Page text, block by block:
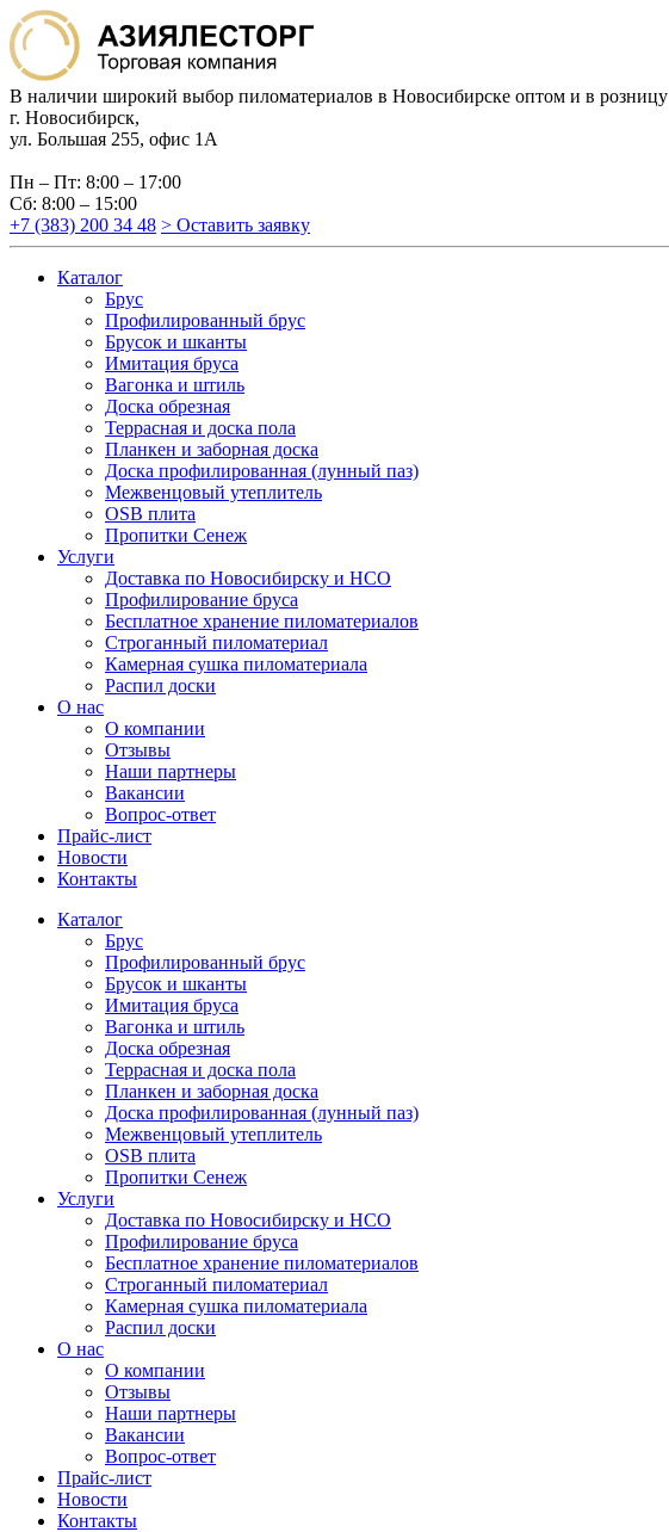
В наличии широкий выбор пиломатериалов в Новосибирске оптом и в розницу
г. Новосибирск,
ул. Большая 255, офис 1А
Пн – Пт: 8:00 – 17:00
Сб: 8:00 – 15:00
+7 (383) 200 34 48 > Оставить заявку
Каталог
Брус
Профилированный брус
Брусок и шканты
Имитация бруса
Вагонка и штиль
Доска обрезная
Террасная и доска пола
Планкен и заборная доска
Доска профилированная (лунный паз)
Межвенцовый утеплитель
OSB плита
Пропитки Сенеж
Услуги
Доставка по Новосибирску и НСО
Профилирование бруса
Бесплатное хранение пиломатериалов
Строганный пиломатериал
Камерная сушка пиломатериала
Распил доски
О нас
О компании
Отзывы
Наши партнеры
Вакансии
Вопрос-ответ
Прайс-лист
Новости
Контакты
Каталог
Брус
Профилированный брус
Брусок и шканты
Имитация бруса
Вагонка и штиль
Доска обрезная
Террасная и доска пола
Планкен и заборная доска
Доска профилированная (лунный паз)
Межвенцовый утеплитель
OSB плита
Пропитки Сенеж
Услуги
Доставка по Новосибирску и НСО
Профилирование бруса
Бесплатное хранение пиломатериалов
Строганный пиломатериал
Камерная сушка пиломатериала
Распил доски
О нас
О компании
Отзывы
Наши партнеры
Вакансии
Вопрос-ответ
Прайс-лист
Новости
Контакты